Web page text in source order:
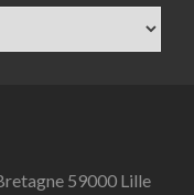
59000 Lille